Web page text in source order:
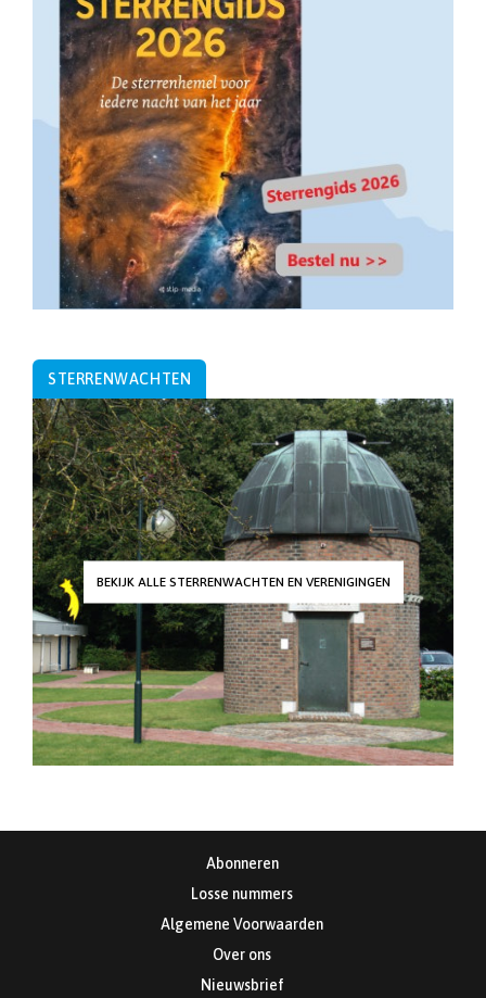
STERRENWACHTEN
BEKIJK ALLE STERRENWACHTEN EN VERENIGINGEN
Abonneren
Losse nummers
Algemene Voorwaarden
Over ons
Nieuwsbrief